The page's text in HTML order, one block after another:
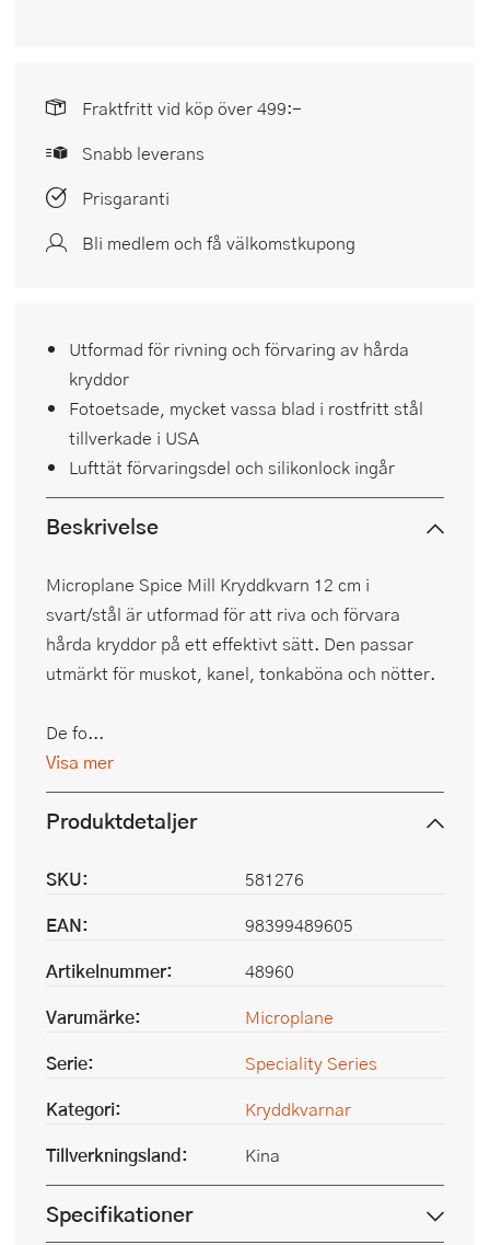
Fraktfritt vid köp över 499:-
Snabb leverans
Prisgaranti
Bli medlem och få välkomstkupong
Utformad för rivning och förvaring av hårda
kryddor
Fotoetsade, mycket vassa blad i rostfritt stål
tillverkade i USA
Lufttät förvaringsdel och silikonlock ingår
Beskrivelse
Microplane Spice Mill Kryddkvarn 12 cm i
svart/stål är utformad för att riva och förvara
hårda kryddor på ett effektivt sätt. Den passar
utmärkt för muskot, kanel, tonkaböna och nötter.
De fo...
Visa mer
Produktdetaljer
SKU:
581276
EAN:
98399489605
Artikelnummer:
48960
Varumärke:
Microplane
Serie:
Speciality Series
Kategori:
Kryddkvarnar
Tillverkningsland:
Kina
Specifikationer